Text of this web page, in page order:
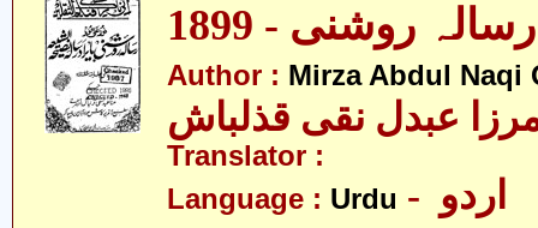
Author : Mirza Abdul Naqi
عبدل نقی قذلباش
Translator :
Language : Urdu